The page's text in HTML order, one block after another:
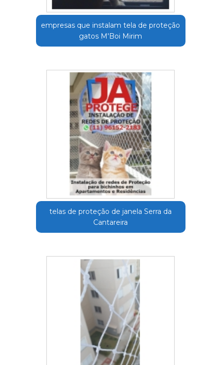
empresas que instalam tela de proteção
gatos M'Boi Mirim
telas de proteção de janela Serra da
Cantareira